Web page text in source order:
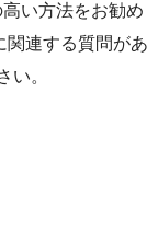
い方法をお勧め
関連する質問があ
い。